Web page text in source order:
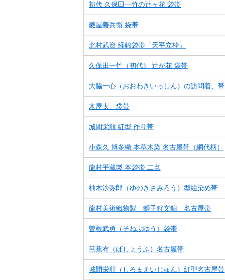
初代 久保田一竹の辻ヶ花 袋帯
菱屋善兵衛 袋帯
北村武資 経錦袋帯「天平立枠」
久保田一竹（初代） 辻が花 袋帯
大脇一心（おおわきいっしん）の訪問着、帯
木屋太 袋帯
城間栄順 紅型 作り帯
小森久 博多織 本草木染 名古屋帯（網代柄）
龍村平蔵製 本袋帯 二点
柚木沙弥郎（ゆのきさみろう）型絵染め帯
龍村美術織物製 獅子狩文錦 名古屋帯
曽根武勇（そねぶゆう）袋帯
芭蕉布（ばしょうふ）名古屋帯
城間栄順（しろまえいじゅん）紅型名古屋帯